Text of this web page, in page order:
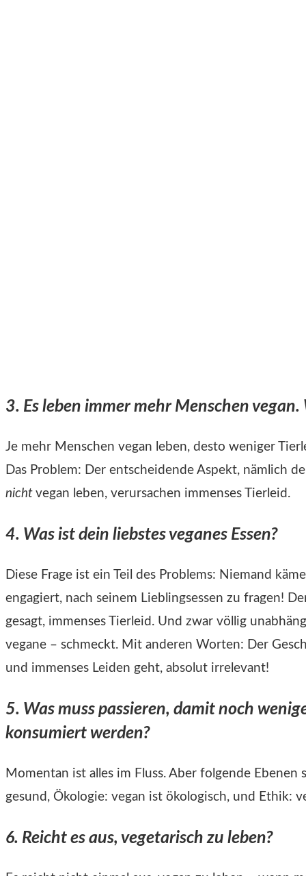
3. Es leben immer mehr Menschen
Je mehr Menschen vegan leben, desto weniger
Das Problem: Der entscheidende Aspekt, nämlich
nicht vegan leben, verursachen immenses Tierleid.
4. Was ist dein liebstes veganes Essen?
Diese Frage ist ein Teil des Problems: Niemand
engagiert, nach seinem Lieblingsessen zu fragen!
gesagt, immenses Tierleid. Und zwar völlig
vegane – schmeckt. Mit anderen Worten: Der
und immenses Leiden geht, absolut irrelevant!
5. Was muss passieren, damit noch
konsumiert werden?
Momentan ist alles im Fluss. Aber folgende
gesund, Ökologie: vegan ist ökologisch, und Ethik:
6. Reicht es aus, vegetarisch zu leben?